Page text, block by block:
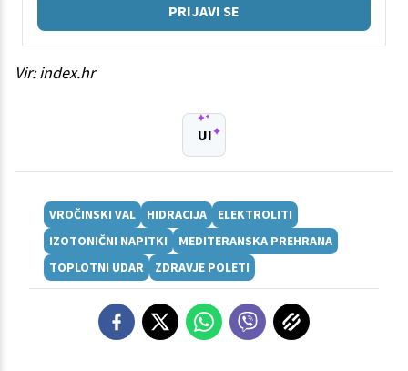
PRIJAVI SE
Vir: index.hr
UI
VROČINSKI VAL HIDRACIJA
ELEKTROLITI
IZOTONIČNI NAPITKI
MEDITERANSKA PREHRANA
TOPLOTNI UDAR
ZDRAVJE POLETI